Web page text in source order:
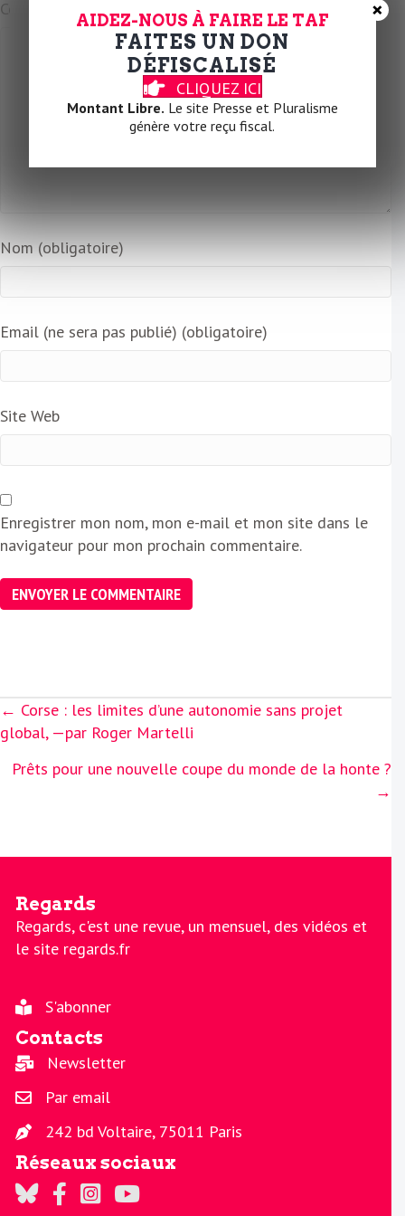
Commentaire
Nom (obligatoire)
Email (ne sera pas publié) (obligatoire)
Site Web
Enregistrer mon nom, mon e-mail et mon site dans le
navigateur pour mon prochain commentaire.
Posts
navigation
← Corse : les limites d’une autonomie sans projet
global, —par Roger Martelli
Prêts pour une nouvelle coupe du monde de la honte ?
→
Regards
Regards, c'est une revue, un mensuel, des vidéos et
le site regards.fr
S'abonner
Contacts
Newsletter
Par email
242 bd Voltaire, 75011 Paris
Réseaux sociaux
Regards sur Twitter
Regards sur Facebook
Regards sur Instagram
La chaine Regards sur Youtube
AIDEZ-NOUS À FAIRE LE TAF
FAITES UN DON
DÉFISCALISÉ
CLIQUEZ ICI
Montant Libre. Le site Presse et Pluralisme
génère votre reçu fiscal.
×